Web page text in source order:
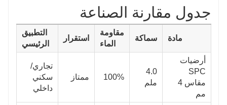
جدول مقارنة الصناعة
مادة سماكة
مقاومة
الماء
استقرار
التطبيق
الرئيسي
أرضيات
SPC
مقاس 4
مم
4.0
ملم
100% ممتاز
تجاري/
سكني
داخلي